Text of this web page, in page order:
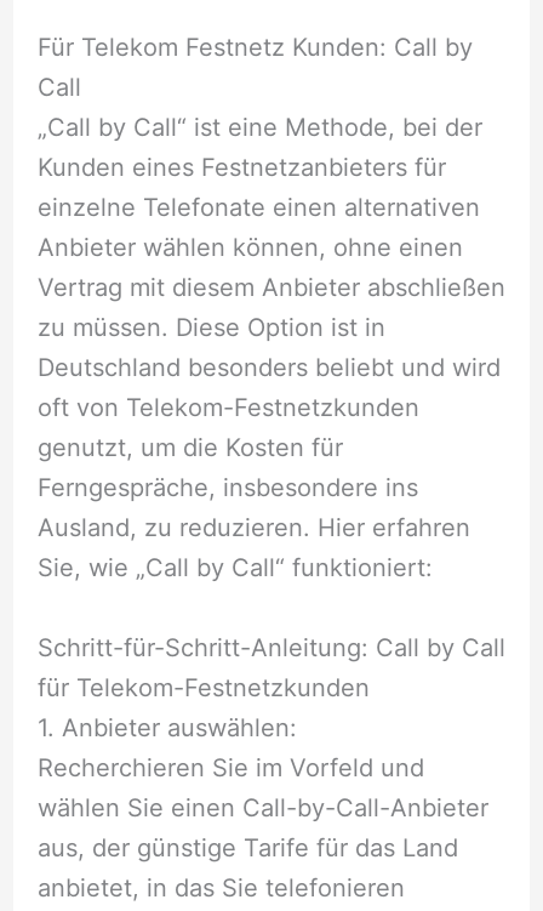
Für Telekom Fest­netz Kunden: Call by
Call
„Call by Call“ ist eine Methode, bei der
Kunden eines Festnetzanbieters für
einzelne Telefonate einen alternativen
Anbieter wählen können, ohne einen
Vertrag mit diesem Anbieter abschließen
zu müssen. Diese Option ist in
Deutschland besonders beliebt und wird
oft von Telekom-Festnetzkunden
genutzt, um die Kosten für
Ferngespräche, insbesondere ins
Ausland, zu reduzieren. Hier erfahren
Sie, wie „Call by Call“ funktioniert:
Schritt-für-Schritt-Anleitung: Call by Call
für Telekom-Festnetzkunden
1. Anbieter auswählen:
Recherchieren Sie im Vorfeld und
wählen Sie einen Call-by-Call-Anbieter
aus, der günstige Tarife für das Land
anbietet, in das Sie telefonieren